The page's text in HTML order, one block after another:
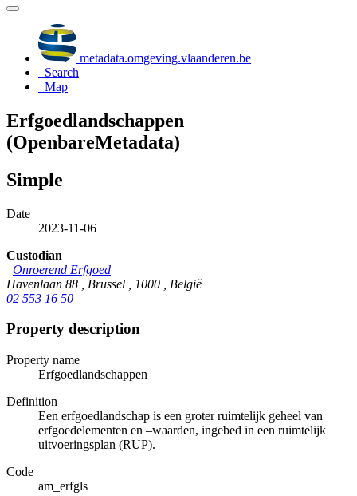
metadata.omgeving.vlaanderen.be
Search
Map
Erfgoedlandschappen
(OpenbareMetadata)
Simple
Date
2023-11-06
Custodian
Onroerend Erfgoed
Havenlaan 88 , Brussel , 1000 , België
02 553 16 50
Property description
Property name
Erfgoedlandschappen
Definition
Een erfgoedlandschap is een groter ruimtelijk geheel van
erfgoedelementen en –waarden, ingebed in een ruimtelijk
uitvoeringsplan (RUP).
Code
am_erfgls